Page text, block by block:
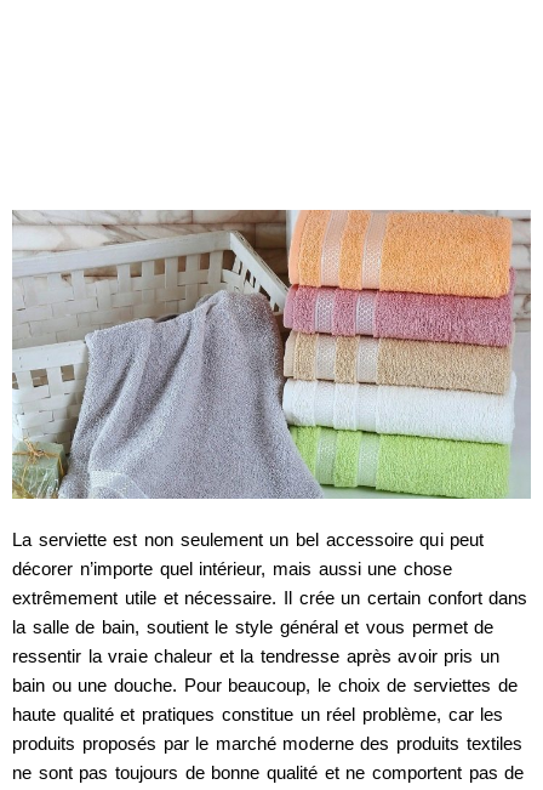
La serviette est non seulement un bel accessoire qui peut
décorer n’importe quel intérieur, mais aussi une chose
extrêmement utile et nécessaire. Il crée un certain confort dans
la salle de bain, soutient le style général et vous permet de
ressentir la vraie chaleur et la tendresse après avoir pris un
bain ou une douche. Pour beaucoup, le choix de serviettes de
haute qualité et pratiques constitue un réel problème, car les
produits proposés par le marché moderne des produits textiles
ne sont pas toujours de bonne qualité et ne comportent pas de